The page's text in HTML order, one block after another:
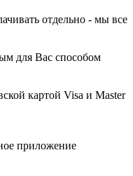
отдельно - мы все
для Вас способом
картой Visa и Master
приложение